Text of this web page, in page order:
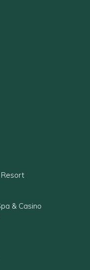
Resort
& Casino